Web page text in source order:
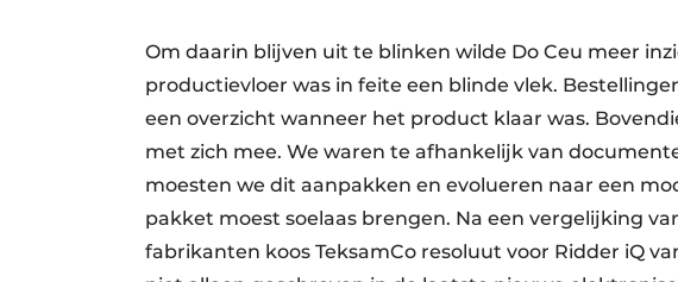
Om daarin blijven uit te blinken wilde Do Ceu meer
productievloer was in feite een blinde vlek.
een overzicht wanneer het product klaar was.
met zich mee. We waren te afhankelijk van
moesten we dit aanpakken en evolueren naar een
pakket moest soelaas brengen. Na een vergelijking
fabrikanten koos TeksamCo resoluut voor Ridder iQ